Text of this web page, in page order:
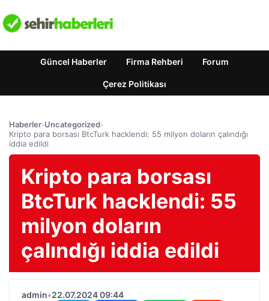
Güncel Haberler Firma Rehberi Forum
Çerez Politikası
Haberler›Uncategorized›
Kripto para borsası BtcTurk hacklendi: 55 milyon doların çalındığı
iddia edildi
Kripto para borsası
BtcTurk hacklendi: 55
milyon doların
çalındığı iddia edildi
admin•22.07.2024 09:44